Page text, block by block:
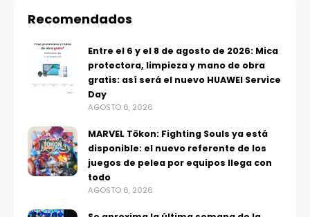
Recomendados
Entre el 6 y el 8 de agosto de 2026: Mica
protectora, limpieza y mano de obra
gratis: así será el nuevo HUAWEI Service
Day
AGOSTO 6, 2026
MARVEL Tōkon: Fighting Souls ya está
disponible: el nuevo referente de los
juegos de pelea por equipos llega con
todo
AGOSTO 6, 2026